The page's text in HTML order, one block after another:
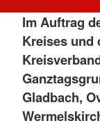
Im Auftrag
Kreises und
Gladbach,